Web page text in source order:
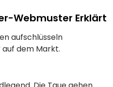
Webmuster Erklärt
aufschlüsseln
auf dem Markt.